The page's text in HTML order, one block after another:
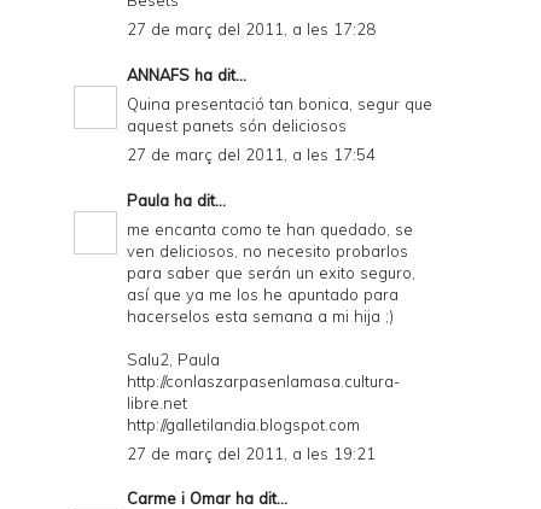
27 de març del 2011, a les 17:28
ANNAFS ha dit...
Quina presentació tan bonica, segur que
aquest panets són deliciosos
27 de març del 2011, a les 17:54
Paula ha dit...
me encanta como te han quedado, se
ven deliciosos, no necesito probarlos
para saber que serán un exito seguro,
así que ya me los he apuntado para
hacerselos esta semana a mi hija ;)
Salu2, Paula
http://conlaszarpasenlamasa.cultura-
libre.net
http://galletilandia.blogspot.com
27 de març del 2011, a les 19:21
Carme i Omar ha dit...